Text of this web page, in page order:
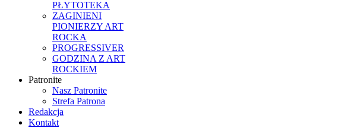
PŁYTOTEKA
ZAGINIENI
PIONIERZY ART
ROCKA
PROGRESSIVER
GODZINA Z ART
ROCKIEM
Patronite
Nasz Patronite
Strefa Patrona
Redakcja
Kontakt